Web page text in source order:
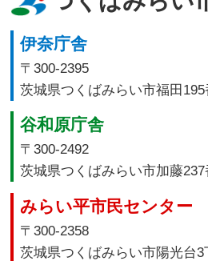
伊奈庁舎
〒300-2395
茨城県つくばみらい市福田195
谷和原庁舎
〒300-2492
茨城県つくばみらい市加藤237
みらい平市民センター
〒300-2358
茨城県つくばみらい市陽光台3